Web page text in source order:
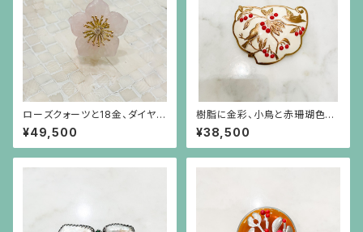
ローズクォーツと18金、ダイヤモ
ンドの桜のピンブローチ
¥49,500
樹脂に金彩、小鳥と赤珊瑚色の
実のブローチ
¥38,500